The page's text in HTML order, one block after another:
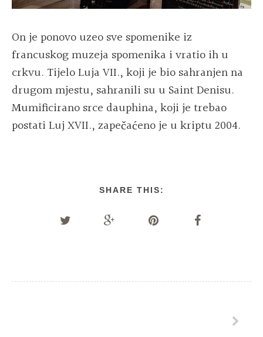
On je ponovo uzeo sve spomenike iz
francuskog muzeja spomenika i vratio ih u
crkvu. Tijelo Luja VII., koji je bio sahranjen na
drugom mjestu, sahranili su u Saint Denisu.
Mumificirano srce dauphina, koji je trebao
postati Luj XVII., zapečaćeno je u kriptu 2004.
SHARE THIS: